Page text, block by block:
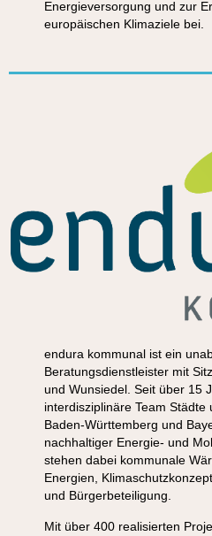
Energieversorgung und zur
europäischen Klimaziele bei.
endura kommunal ist ein
Beratungsdienstleister mit
und Wunsiedel. Seit über 15
interdisziplinäre Team Städte
Baden-Württemberg und
nachhaltiger Energie- und
stehen dabei kommunale
Energien,
und Bürgerbeteiligung.​
Mit über 400 realisierten